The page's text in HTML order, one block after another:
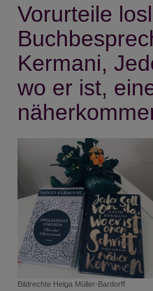
Eine
Vorurteile
Kermani,
wo er ist,
Bildrechte Helga Müller-Bardorff